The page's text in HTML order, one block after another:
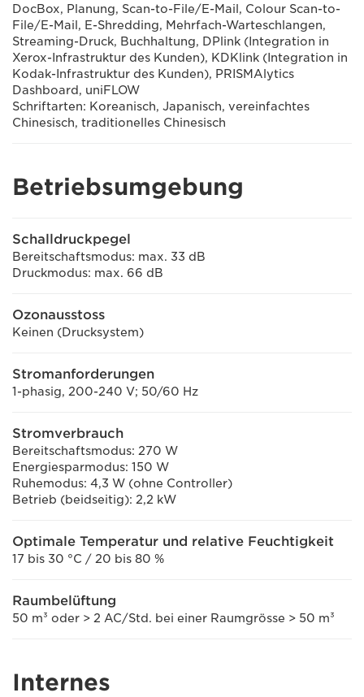
DocBox, Planung, Scan-to-File/E-Mail, Colour Scan-to-
File/E-Mail, E-Shredding, Mehrfach-Warteschlangen,
Streaming-Druck, Buchhaltung, DPlink (Integration in
Xerox-Infrastruktur des Kunden), KDKlink (Integration in
Kodak-Infrastruktur des Kunden), PRISMAlytics
Dashboard, uniFLOW
Schriftarten: Koreanisch, Japanisch, vereinfachtes
Chinesisch, traditionelles Chinesisch
Betriebsumgebung
Schalldruckpegel
Bereitschaftsmodus: max. 33 dB
Druckmodus: max. 66 dB
Ozonausstoss
Keinen (Drucksystem)
Stromanforderungen
1-phasig, 200-240 V; 50/60 Hz
Stromverbrauch
Bereitschaftsmodus: 270 W
Energiesparmodus: 150 W
Ruhemodus: 4,3 W (ohne Controller)
Betrieb (beidseitig): 2,2 kW
Optimale Temperatur und relative Feuchtigkeit
17 bis 30 °C / 20 bis 80 %
Raumbelüftung
50 m³ oder > 2 AC/Std. bei einer Raumgrösse > 50 m³
Internes